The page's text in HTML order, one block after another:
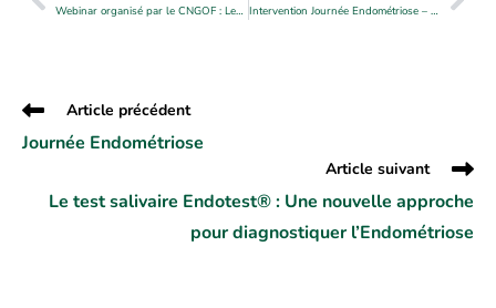
Webinar organisé par le CNGOF : Les douleurs pelvi-périnéales Intervention Journée Endométriose – AFENA 2024
Article précédent
Journée Endométriose
Article suivant
Le test salivaire Endotest® : Une nouvelle approche
pour diagnostiquer l’Endométriose